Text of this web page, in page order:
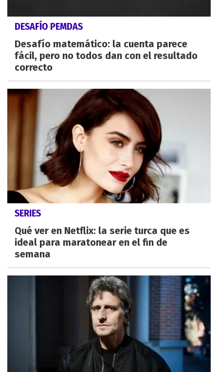
DESAFÍO PEMDAS
Desafío matemático: la cuenta parece
fácil, pero no todos dan con el resultado
correcto
SERIES
Qué ver en Netflix: la serie turca que es
ideal para maratonear en el fin de
semana